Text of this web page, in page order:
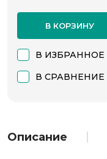
В КОРЗИНУ
В ИЗБРАННОЕ
В СРАВНЕНИЕ
Описание